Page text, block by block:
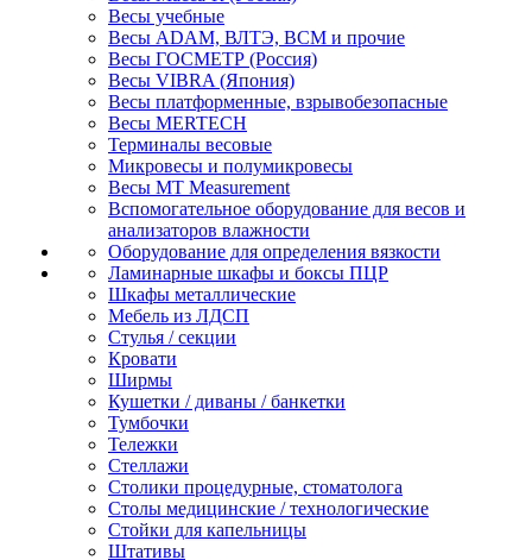
Весы учебные
Весы ADAM, ВЛТЭ, BCM и прочие
Весы ГОСМЕТР (Россия)
Весы VIBRA (Япония)
Весы платформенные, взрывобезопасные
Весы MERTECH
Терминалы весовые
Микровесы и полумикровесы
Весы MT Measurement
Вспомогательное оборудование для весов и
анализаторов влажности
Оборудование для определения вязкости
Ламинарные шкафы и боксы ПЦР
Шкафы металлические
Мебель из ЛДСП
Стулья / секции
Кровати
Ширмы
Кушетки / диваны / банкетки
Тумбочки
Тележки
Стеллажи
Столики процедурные, стоматолога
Столы медицинские / технологические
Стойки для капельницы
Штативы